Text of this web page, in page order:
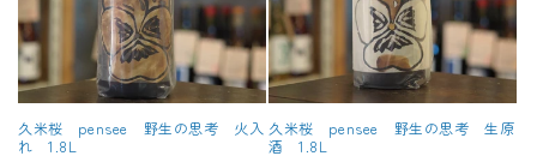
久米桜 pensee 野生の思考 火入
れ 1.8L
久米桜 pensee 野生の思考 生原
酒 1.8L